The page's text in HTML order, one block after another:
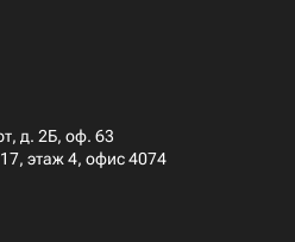
д. 2Б, оф. 63
этаж 4, офис 4074